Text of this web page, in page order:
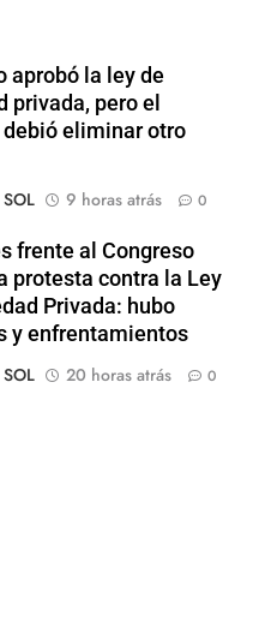
aprobó la ley de
privada, pero el
debió eliminar otro
9 horas atrás 0
frente al Congreso
protesta contra la Ley
Privada: hubo
y enfrentamientos
20 horas atrás 0